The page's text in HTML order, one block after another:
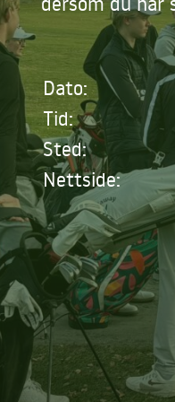
Dato:
Tid:
Sted:
Nettside: